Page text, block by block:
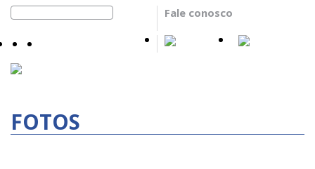
Fale conosco
FOTOS